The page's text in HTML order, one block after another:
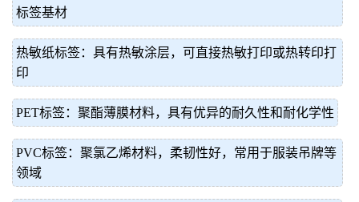
标签基材
热敏纸标签：具有热敏涂层，可直接热敏打印或热转印打
印
PET标签：聚酯薄膜材料，具有优异的耐久性和耐化学性
PVC标签：聚氯乙烯材料，柔韧性好，常用于服装吊牌等
领域